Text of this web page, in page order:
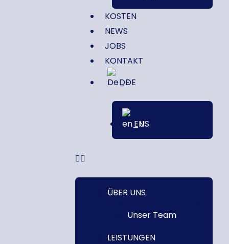
KOSTEN
NEWS
JOBS
KONTAKT
DE
EN
ÜBER UNS
Unser Team
LEISTUNGEN